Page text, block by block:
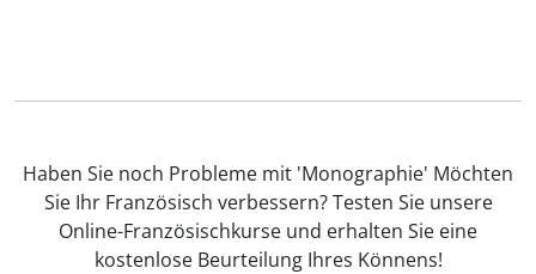
Haben Sie noch Probleme mit 'Monographie' Möchten
Sie Ihr Französisch verbessern? Testen Sie unsere
Online-Französischkurse und erhalten Sie eine
kostenlose Beurteilung Ihres Könnens!